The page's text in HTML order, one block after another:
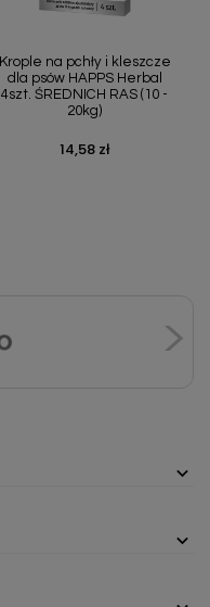
Krople na pchły i kleszcze
dla psów HAPPS Herbal
4szt. ŚREDNICH RAS (10 -
20kg)
Cena
14,58 zł